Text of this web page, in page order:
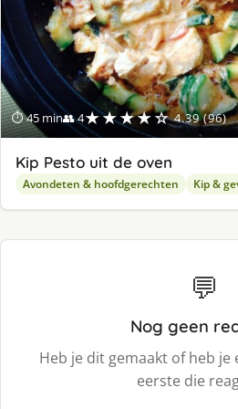
⏱ 45 min👥 4★★★★☆ 4.39 (96)
Kip Pesto uit de oven
Avondeten & hoofdgerechten Kip &
💬
Nog geen
Heb je dit gemaakt of heb je
eerste die